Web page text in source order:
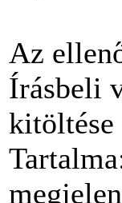
Az
Írásbeli
kitöltése